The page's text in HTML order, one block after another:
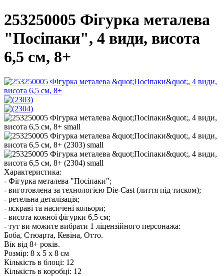
253250005 Фігурка металева
"Посіпаки", 4 види, висота
6,5 см, 8+
Характеристика:
- Фігурка металева "Посіпаки";
- виготовлена за технологією Die-Cast (лиття під тиском);
- ретельна деталізація;
- яскраві та насичені кольори;
- висота кожної фігурки 6,5 см;
- тут ви можите вибрати 1 ліцензійного персонажа:
Боба, Стюарта, Кевіна, Отто.
Вік від 8+ років.
Розмір: 8 х 5 х 8 см
Кількість в блоці: 12
Кількість в коробці: 12